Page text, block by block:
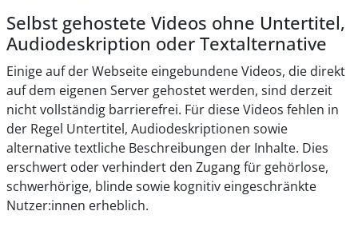
Selbst gehostete Videos ohne Untertitel,
Audiodeskription oder Textalternative
Einige auf der Webseite eingebundene Videos, die direkt
auf dem eigenen Server gehostet werden, sind derzeit
nicht vollständig barrierefrei. Für diese Videos fehlen in
der Regel Untertitel, Audiodeskriptionen sowie
alternative textliche Beschreibungen der Inhalte. Dies
erschwert oder verhindert den Zugang für gehörlose,
schwerhörige, blinde sowie kognitiv eingeschränkte
Nutzer:innen erheblich.